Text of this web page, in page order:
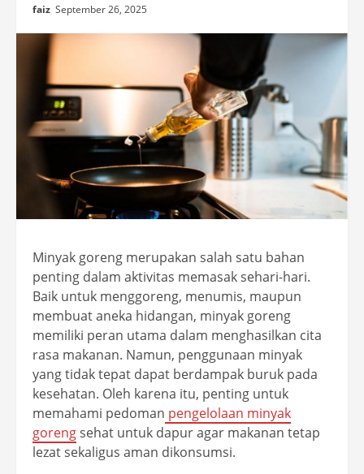
faiz September 26, 2025
Minyak goreng merupakan salah satu bahan
penting dalam aktivitas memasak sehari-hari.
Baik untuk menggoreng, menumis, maupun
membuat aneka hidangan, minyak goreng
memiliki peran utama dalam menghasilkan cita
rasa makanan. Namun, penggunaan minyak
yang tidak tepat dapat berdampak buruk pada
kesehatan. Oleh karena itu, penting untuk
memahami pedoman pengelolaan minyak
gorengsehat untuk dapur agar makanan tetap
lezat sekaligus aman dikonsumsi.